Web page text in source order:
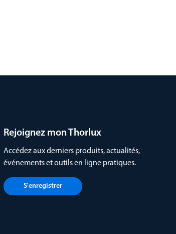
Rejoignez mon Thorlux
Accédez aux derniers produits, actualités,
événements et outils en ligne pratiques.
S'enregistrer